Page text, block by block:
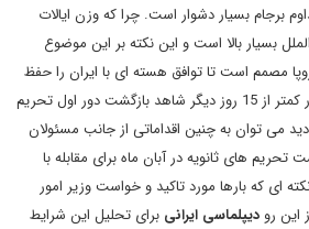
برجام بسیار دشوار است. چرا که وزن ایالات
بسیار بالا است و این نکته بر این موضوع
مصمم است تا توافق هسته ای با ایران را حفظ
کند". حال در این شرایط که در کمتر از 15 روز دیگر شاهد بازگشت دور اول تحریم
می توان به چنین اقداماتی از جانب مسئولان
تحریم های ثانویه در آبان ماه برای مقابله با
ای که بارها مورد تاکید و خواست وزیر امور
رو دیپلماسی ایرانی برای تحلیل این شرایط